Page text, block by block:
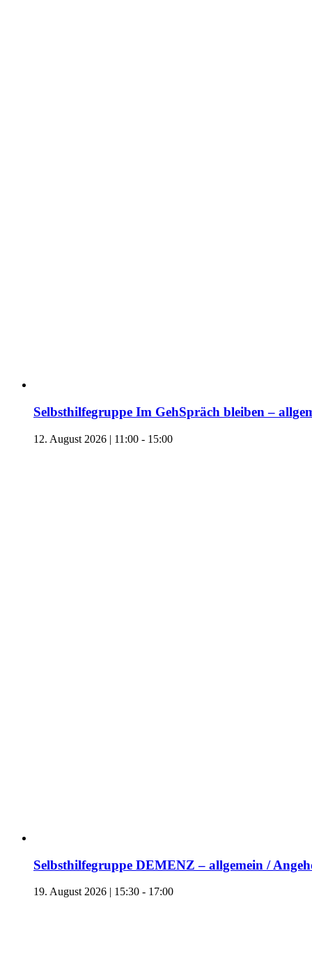
Selbsthilfegruppe Im GehSpräch bleiben –
12. August 2026 | 11:00 - 15:00
Selbsthilfegruppe DEMENZ – allgemein /
19. August 2026 | 15:30 - 17:00